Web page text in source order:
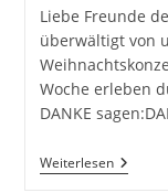
Liebe Freunde
überwältigt von
Woche erleben
DANKE
WeiterlesenWOW!
Was